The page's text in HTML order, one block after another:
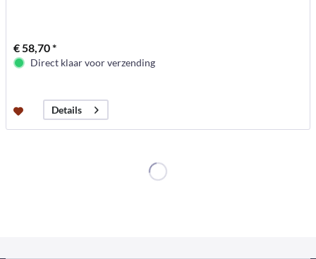
€ 58,70 *
Direct klaar voor verzending
Details